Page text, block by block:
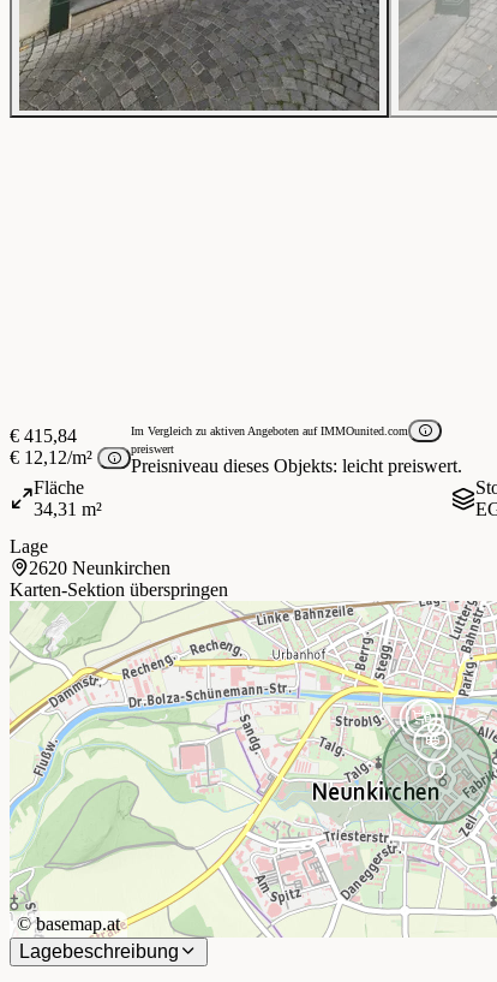
€ 415,84
€ 12,12/m²
Im Vergleich zu aktiven Angeboten auf IMMOunited.com
preiswert
Preisniveau dieses Objekts: leicht preiswert.
Fläche
34,31 m²
Lage
2620 Neunkirchen
Karten-Sektion überspringen
+
©basemap.at
Lagebeschreibung